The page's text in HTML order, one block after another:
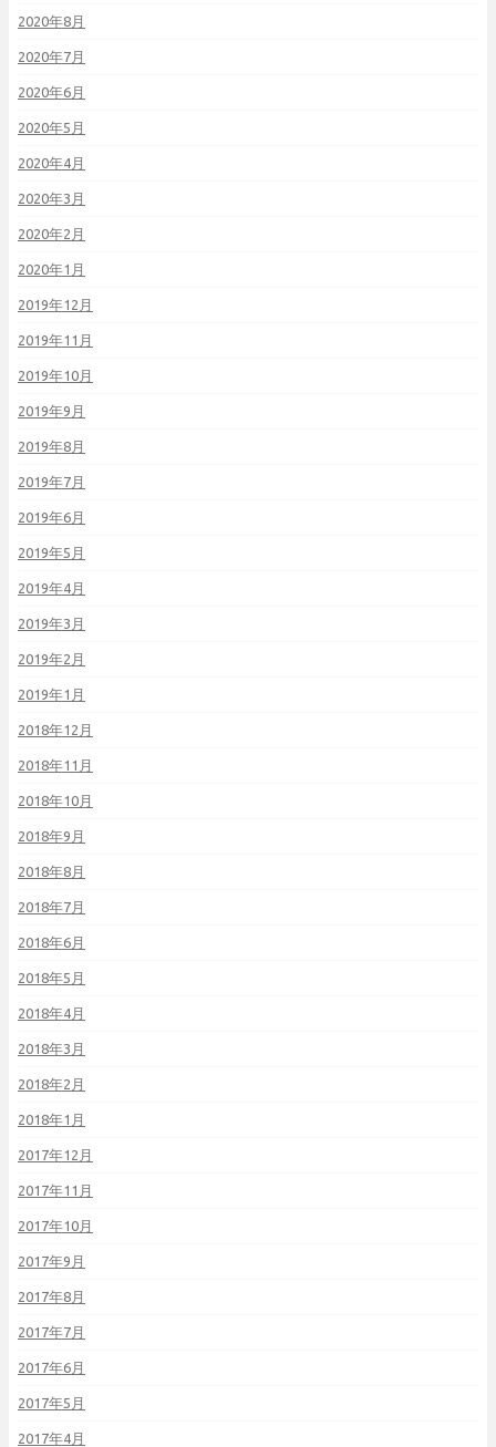
2020年8月
2020年7月
2020年6月
2020年5月
2020年4月
2020年3月
2020年2月
2020年1月
2019年12月
2019年11月
2019年10月
2019年9月
2019年8月
2019年7月
2019年6月
2019年5月
2019年4月
2019年3月
2019年2月
2019年1月
2018年12月
2018年11月
2018年10月
2018年9月
2018年8月
2018年7月
2018年6月
2018年5月
2018年4月
2018年3月
2018年2月
2018年1月
2017年12月
2017年11月
2017年10月
2017年9月
2017年8月
2017年7月
2017年6月
2017年5月
2017年4月